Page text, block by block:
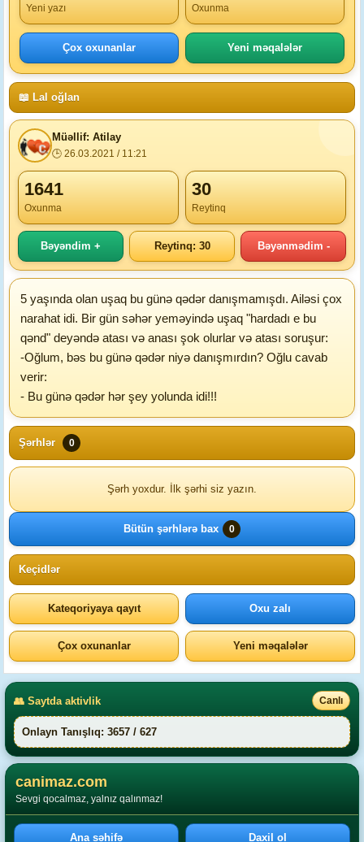
Yeni yazı Oxunma
Çox oxunanlar Yeni məqalələr
📖 Lal oğlan
Müəllif: Atilay
🕒 26.03.2021 / 11:21
1641
Oxunma
30
Reytinq
Bəyəndim + Reytinq: 30 Bəyənmədim -
5 yaşında olan uşaq bu günə qədər danışmamışdı. Ailəsi çox
narahat idi. Bir gün səhər yeməyində uşaq "hardadı e bu
qənd" deyəndə atası və anası şok olurlar və atası soruşur:
-Oğlum, bəs bu günə qədər niyə danışmırdın? Oğlu cavab
verir:
- Bu günə qədər hər şey yolunda idi!!!
Şərhlər 0
Şərh yoxdur. İlk şərhi siz yazın.
Bütün şərhlərə bax 0
Keçidlər
Kateqoriyaya qayıt Oxu zalı
Çox oxunanlar Yeni məqalələr
👥 Saytda aktivlik Canlı
Onlayn Tanışlıq: 3657 / 627
canimaz.com
Sevgi qocalmaz, yalnız qalınmaz!
Ana səhifə Daxil ol